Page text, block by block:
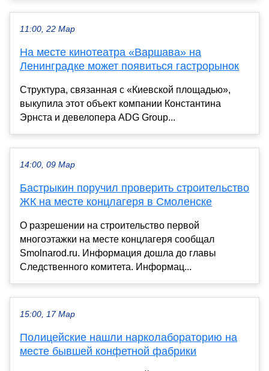
11:00, 22 Мар
На месте кинотеатра «Варшава» на
Ленинградке может появиться гастрорынок
Структура, связанная с «Киевской площадью»,
выкупила этот объект компании Константина
Эрнста и девелопера ADG Group...
14:00, 09 Мар
Бастрыкин поручил проверить строительство
ЖК на месте концлагеря в Смоленске
О разрешении на строительство первой
многоэтажки на месте концлагеря сообщал
Smolnarod.ru. Информация дошла до главы
Следственного комитета. Информац...
15:00, 17 Мар
Полицейские нашли нарколабораторию на
месте бывшей конфетной фабрики